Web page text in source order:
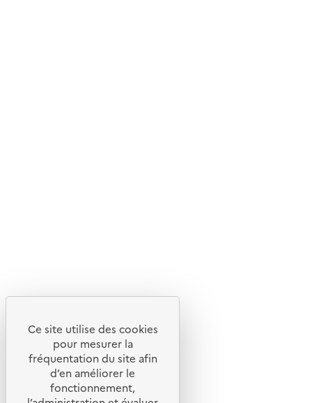
Ce site utilise des cookies
pour mesurer la
fréquentation du site afin
d’en améliorer le
fonctionnement,